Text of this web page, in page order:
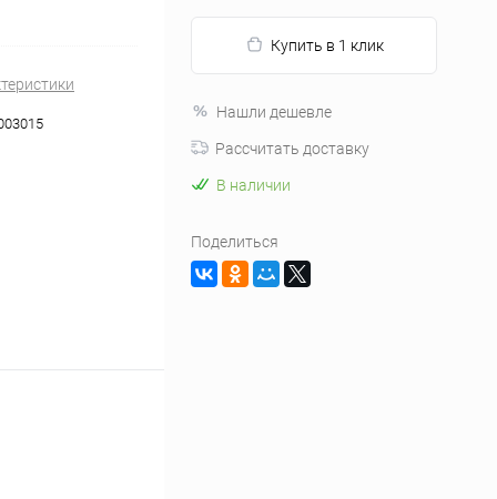
Купить в 1 клик
Нашли дешевле
Рассчитать доставку
В наличии
Поделиться